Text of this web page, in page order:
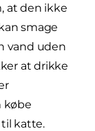
at den ikke
smage
vand uden
at drikke
købe
katte.